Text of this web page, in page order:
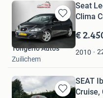
Bewaren
in
Mijn
Favorieten
Seat
Clima
€
2010
Tongerlo Auto's
Zuilichem
SEAT
Cruise,